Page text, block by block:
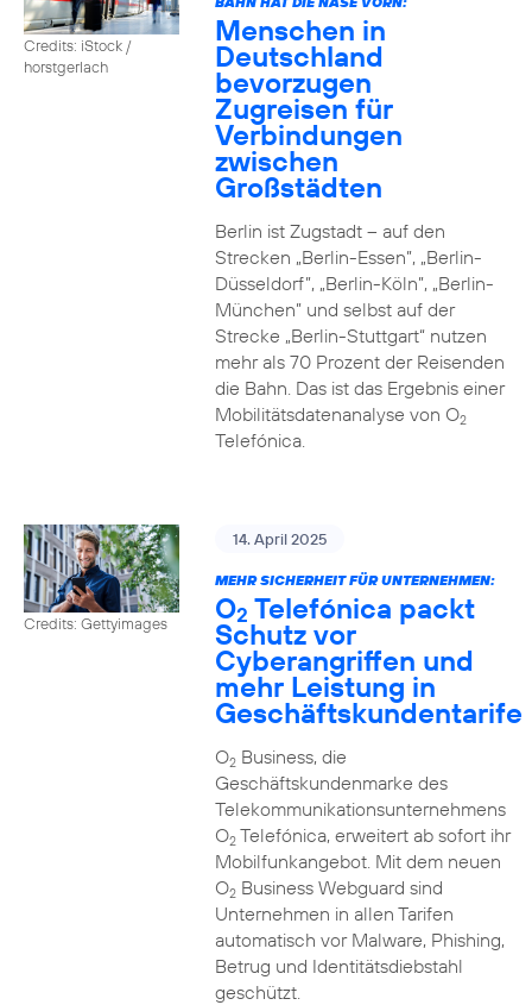
Credits: iStock /
horstgerlach
Menschen in
Deutschland
bevorzugen
Zugreisen für
Verbindungen
zwischen
Großstädten
Berlin ist Zugstadt – auf den
Strecken „Berlin-Essen”, „Berlin-
Düsseldorf”, „Berlin-Köln”, „Berlin-
München” und selbst auf der
Strecke „Berlin-Stuttgart“ nutzen
mehr als 70 Prozent der Reisenden
die Bahn. Das ist das Ergebnis einer
Mobilitätsdatenanalyse von O2
Telefónica.
Credits: Gettyimages
14. April 2025
MEHR SICHERHEIT FÜR UNTERNEHMEN:
O2 Telefónica packt
Schutz vor
Cyberangriffen und
mehr Leistung in
Geschäftskundentarife
O2Business, die
Geschäftskundenmarke des
Telekommunikationsunternehmens
O2Telefónica, erweitert ab sofort ihr
Mobilfunkangebot. Mit dem neuen
O2Business Webguard sind
Unternehmen in allen Tarifen
automatisch vor Malware, Phishing,
Betrug und Identitätsdiebstahl
geschützt.